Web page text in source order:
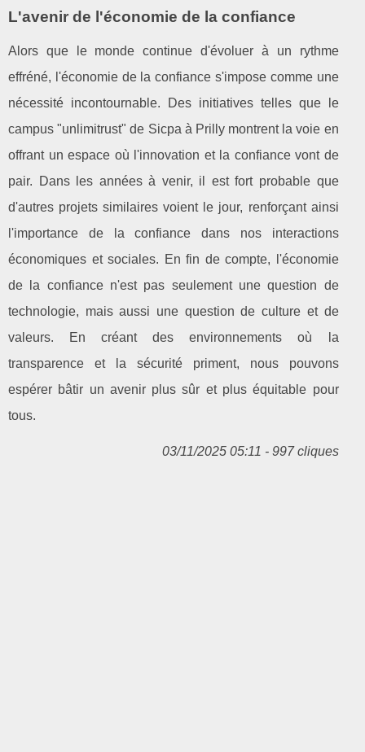
L'avenir de l'économie de la confiance
Alors que le monde continue d'évoluer à un rythme
effréné, l'économie de la confiance s'impose comme une
nécessité incontournable. Des initiatives telles que le
campus "unlimitrust" de Sicpa à Prilly montrent la voie en
offrant un espace où l'innovation et la confiance vont de
pair. Dans les années à venir, il est fort probable que
d'autres projets similaires voient le jour, renforçant ainsi
l'importance de la confiance dans nos interactions
économiques et sociales. En fin de compte, l'économie
de la confiance n'est pas seulement une question de
technologie, mais aussi une question de culture et de
valeurs. En créant des environnements où la
transparence et la sécurité priment, nous pouvons
espérer bâtir un avenir plus sûr et plus équitable pour
tous.
03/11/2025 05:11 - 997 cliques